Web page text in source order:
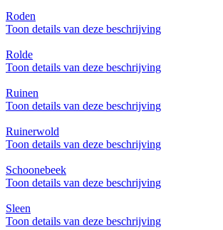
Roden
Toon details van deze beschrijving
Rolde
Toon details van deze beschrijving
Ruinen
Toon details van deze beschrijving
Ruinerwold
Toon details van deze beschrijving
Schoonebeek
Toon details van deze beschrijving
Sleen
Toon details van deze beschrijving